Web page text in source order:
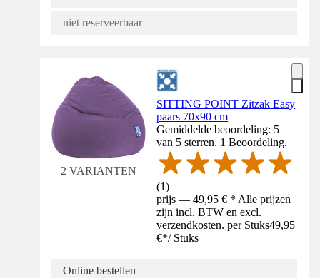
niet reserveerbaar
2 VARIANTEN
SITTING POINT Zitzak Easy
paars 70x90 cm
Gemiddelde beoordeling: 5
van 5 sterren. 1 Beoordeling.
(1)
prijs — 49,95 € * Alle prijzen
zijn incl. BTW en excl.
verzendkosten. per Stuks49,95
€*/ Stuks
Online bestellen